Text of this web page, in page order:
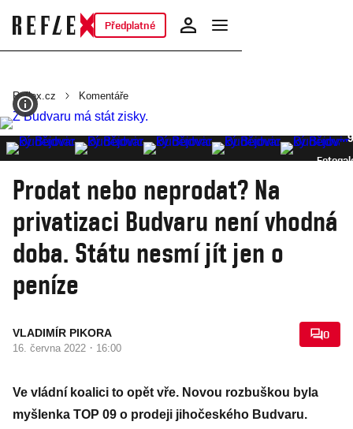
Předplatné
Reflex.cz Komentáře
9
Prodat nebo neprodat? Na
privatizaci Budvaru není vhodná
doba. Státu nesmí jít jen o
peníze
VLADIMÍR PIKORA
16. června 2022 · 16:00
0
Ve vládní koalici to opět vře. Novou rozbuškou byla
myšlenka TOP 09 o prodeji jihočeského Budvaru.